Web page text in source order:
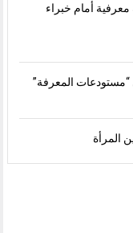
من 18 مليون وثيقة معرفية أمام خبراء
يناقش مستقبل “مستودعات المعرفة”
المرأة